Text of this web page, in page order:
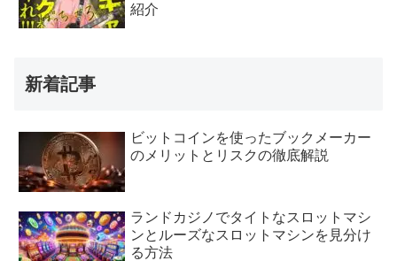
紹介
新着記事
ビットコインを使ったブックメーカー
のメリットとリスクの徹底解説
ランドカジノでタイトなスロットマシ
ンとルーズなスロットマシンを見分け
る方法